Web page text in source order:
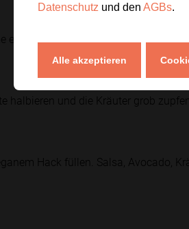
erwärmen, damit sie weich und
halbieren und die Kräuter grob zupfen.
Hack füllen. Salsa, Avocado,
Datenschutz und den AGBs.
Alle akzeptieren